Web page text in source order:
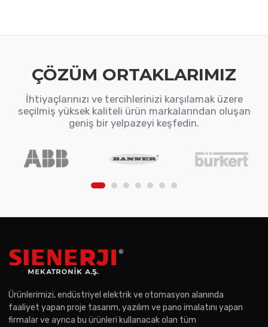
ÇÖZÜM ORTAKLARIMIZ
İhtiyaçlarınızı ve tercihlerinizi karşılamak üzere
seçilmiş yüksek kaliteli ürün markalarından oluşan
geniş bir yelpazeyi keşfedin.
Ürünlerimizi, endüstriyel elektrik ve otomasyon alanında
faaliyet yapan proje tasarım, yazılım ve pano imalatını yapan
firmalar ve ayrıca bu ürünleri kullanacak olan tüm